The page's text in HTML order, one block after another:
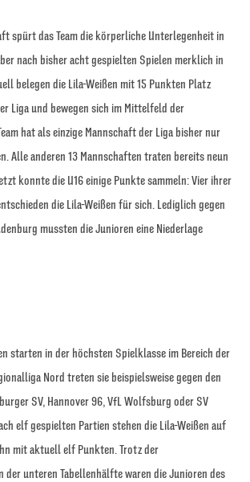
spürt das Team die körperliche Unterlegenheit in
nach bisher acht gespielten Spielen merklich in
belegen die Lila-Weißen mit 15 Punkten Platz
Liga und bewegen sich im Mittelfeld der
hat als einzige Mannschaft der Liga bisher nur
Alle anderen 13 Mannschaften traten bereits neun
konnte die U16 einige Punkte sammeln: Vier ihrer
die Lila-Weißen für sich. Lediglich gegen
mussten die Junioren eine Niederlage
starten in der höchsten Spielklasse im Bereich der
Nord treten sie beispielsweise gegen den
SV, Hannover 96, VfL Wolfsburg oder SV
elf gespielten Partien stehen die Lila-Weißen auf
mit aktuell elf Punkten. Trotz der
der unteren Tabellenhälfte waren die Junioren des